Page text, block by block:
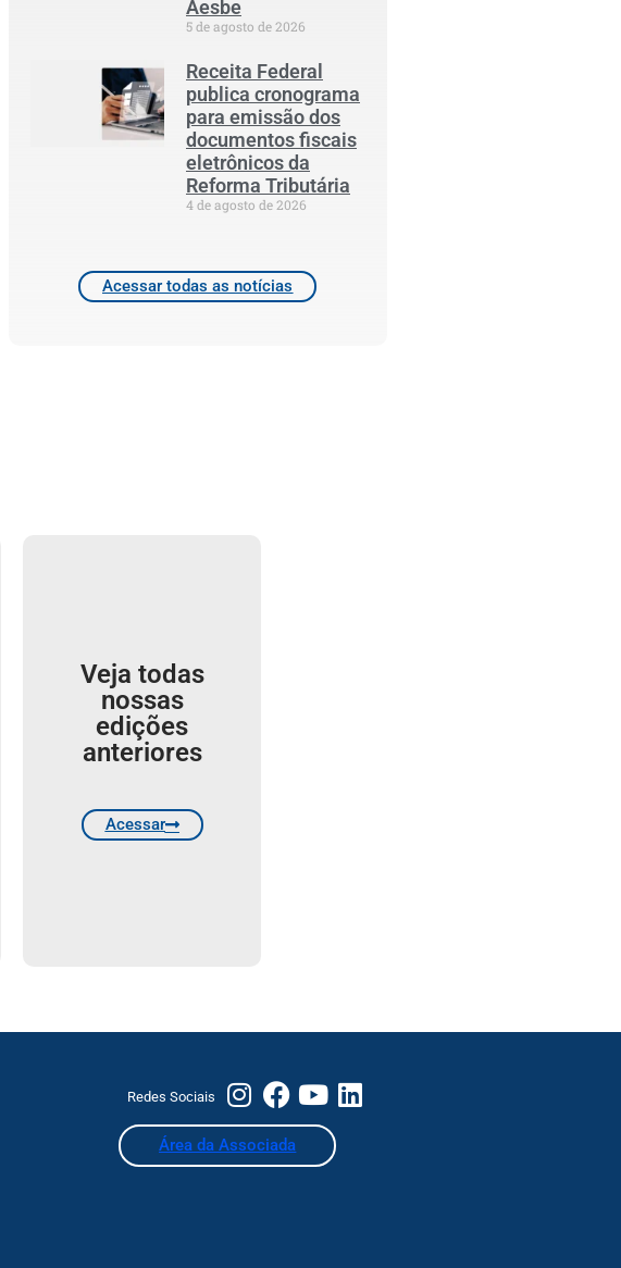
Aesbe
5 de agosto de 2026
Receita Federal
publica cronograma
para emissão dos
documentos fiscais
eletrônicos da
Reforma Tributária
4 de agosto de 2026
Acessar todas as notícias
Veja todas
nossas
edições
anteriores
Acessar
Redes Sociais
Área da Associada